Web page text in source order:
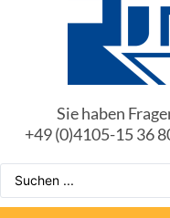
Sie haben
+49 (0)4105-15 36